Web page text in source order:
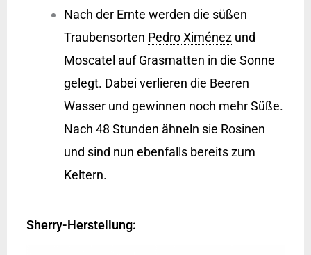
Nach der Ernte werden die süßen
Traubensorten Pedro Ximénezund
Moscatel auf Grasmatten in die Sonne
gelegt. Dabei verlieren die Beeren
Wasser und gewinnen noch mehr Süße.
Nach 48 Stunden ähneln sie Rosinen
und sind nun ebenfalls bereits zum
Keltern.
Sherry-Herstellung: